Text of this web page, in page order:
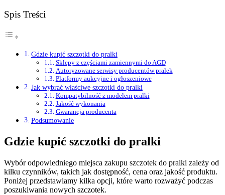
Spis Treści
Gdzie kupić szczotki do pralki
Sklepy z częściami zamiennymi do AGD
Autoryzowane serwisy producentów pralek
Platformy aukcyjne i ogłoszeniowe
Jak wybrać właściwe szczotki do pralki
Kompatybilność z modelem pralki
Jakość wykonania
Gwarancja producenta
Podsumowanie
Gdzie kupić szczotki do pralki
Wybór odpowiedniego miejsca zakupu szczotek do pralki zależy od
kilku czynników, takich jak dostępność, cena oraz jakość produktu.
Poniżej przedstawiamy kilka opcji, które warto rozważyć podczas
poszukiwania nowych szczotek.